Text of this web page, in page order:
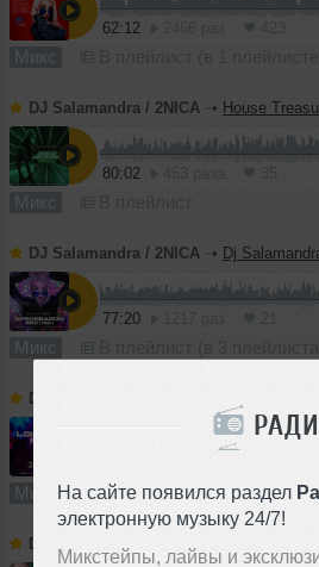
На сайте появился раздел
электронную музыку 24/7!
Микстейпы, лайвы и
62:12
Микс
DJ Salamandra / 2NICA ➝ House Treasure 002
80:02
Микс
DJ Salamandra / 2NICA ➝ Dj Salamandra -
77:20
Микс
DJ Salamandra / 2NICA
Микс В плейлист (в 6
DJ Salamandra / 2NICA